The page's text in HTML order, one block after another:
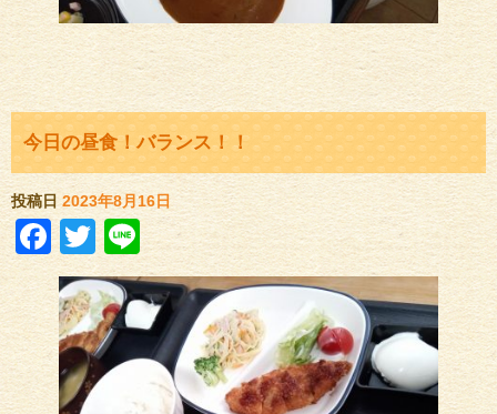
今日の昼食！バランス！！
投稿日 2023年8月16日
Facebook
Twitter
Line